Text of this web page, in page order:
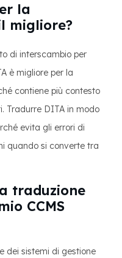
la
migliore?
di interscambio per
è migliore per la
contiene più contesto
Tradurre DITA in modo
evita gli errori di
quando si converte tra
traduzione
CCMS
dei sistemi di gestione